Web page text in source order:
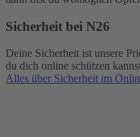
Sicherheit bei N26
Deine Sicherheit ist unsere
du dich online schützen
Alles über Sicherheit im